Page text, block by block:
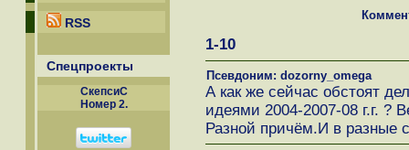
RSS
Спецпроекты
СкепсиС
Номер 2.
1-10
Псевдоним: dozorny_omega
А как же сейчас обстоят
идеями 2004-2007-08 г.г. ?
Разной причём.И в разные